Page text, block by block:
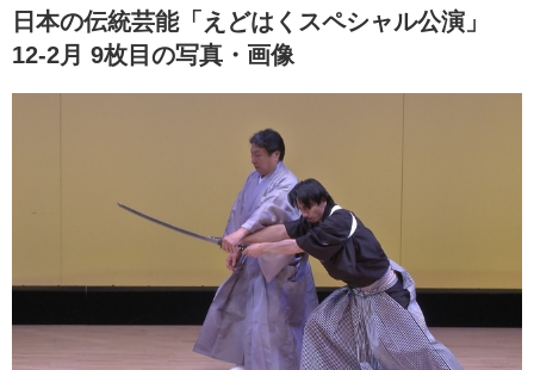
日本の伝統芸能「えどはくスペシャル公演」
12-2月 9枚目の写真・画像